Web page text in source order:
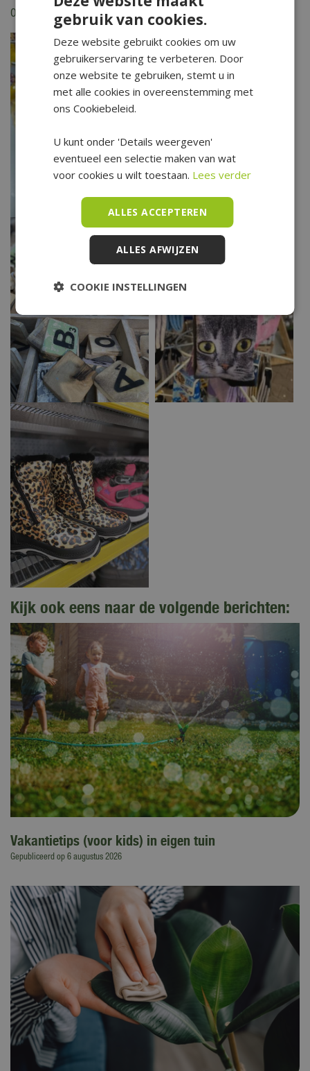
Ons complete online assortiment voor kids vind je in onze
Kijk ook eens naar de volgende berichten:
Vakantietips (voor kids) in eigen tuin
Gepubliceerd op 6 augustus 2026
gebruik van cookies.
Deze website gebruikt cookies om uw
gebruikerservaring te verbeteren. Door
onze website te gebruiken, stemt u in
met alle cookies in overeenstemming met
ons Cookiebeleid.
U kunt onder 'Details weergeven'
eventueel een selectie maken van wat
voor cookies u wilt toestaan. Lees verder
ALLES ACCEPTEREN
ALLES AFWIJZEN
COOKIE INSTELLINGEN